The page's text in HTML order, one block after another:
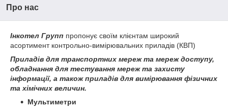
Про нас
Інкотел Групп пропонує своїм клієнтам широкий
асортимент контрольно-вимірювальних приладів (КВП)
Приладів для транспортних мереж та мереж доступу,
обладнання для тестування мереж та захисту
інформації, а також приладів для вимірювання фізичних
та хімічних величин.
Мультиметри